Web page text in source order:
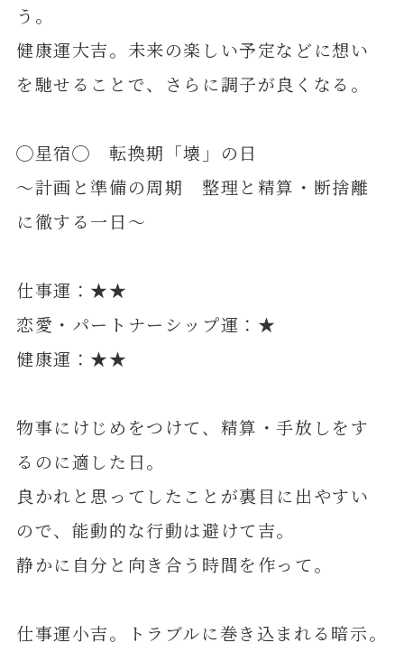
う。
健康運大吉。未来の楽しい予定などに想い
を馳せることで、さらに調子が良くなる。
◯星宿◯ 転換期「壊」の日
～計画と準備の周期 整理と精算・断捨離
に徹する一日～
仕事運：★★
恋愛・パートナーシップ運：★
健康運：★★
物事にけじめをつけて、精算・手放しをす
るのに適した日。
良かれと思ってしたことが裏目に出やすい
ので、能動的な行動は避けて吉。
静かに自分と向き合う時間を作って。
仕事運小吉。トラブルに巻き込まれる暗示。